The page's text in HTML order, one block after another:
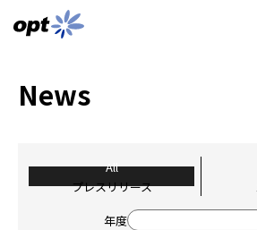
News
All
プレスリリース
年度